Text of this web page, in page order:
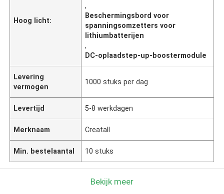
Hoog licht:
,
Beschermingsbord voor
spanningsomzetters voor
lithiumbatterijen
,
DC-oplaadstep-up-boostermodule
Levering
vermogen
1000 stuks per dag
Levertijd 5-8 werkdagen
Merknaam Creatall
Min. bestelaantal 10 stuks
Bekijk meer